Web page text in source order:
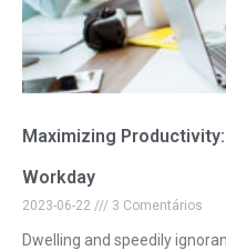
Maximizing
Workday
2023-06-22 3 Comentários
Dwelling and speedily